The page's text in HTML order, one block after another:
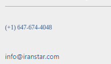
(+1) 647-674-4048